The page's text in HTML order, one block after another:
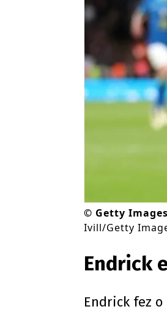
© Getty Images
Ivill/Getty
Endrick
Endrick fez